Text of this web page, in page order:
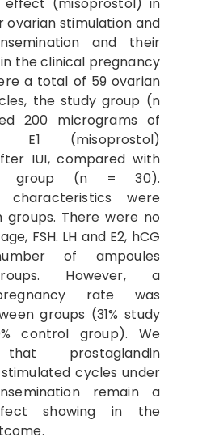
ovarian stimulation and
and their
the clinical pregnancy
a total of 59 ovarian
the study group (n
200 micrograms of
E1 (misoprostol)
IUI, compared with
group (n = 30).
characteristics were
groups. There were no
FSH. LH and E2, hCG
of ampoules
However, a
rate was
groups (31% study
control group). We
prostaglandin
cycles under
remain a
showing in the